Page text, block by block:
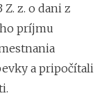
Z. z. o dani z
príjmu
a pripočítali